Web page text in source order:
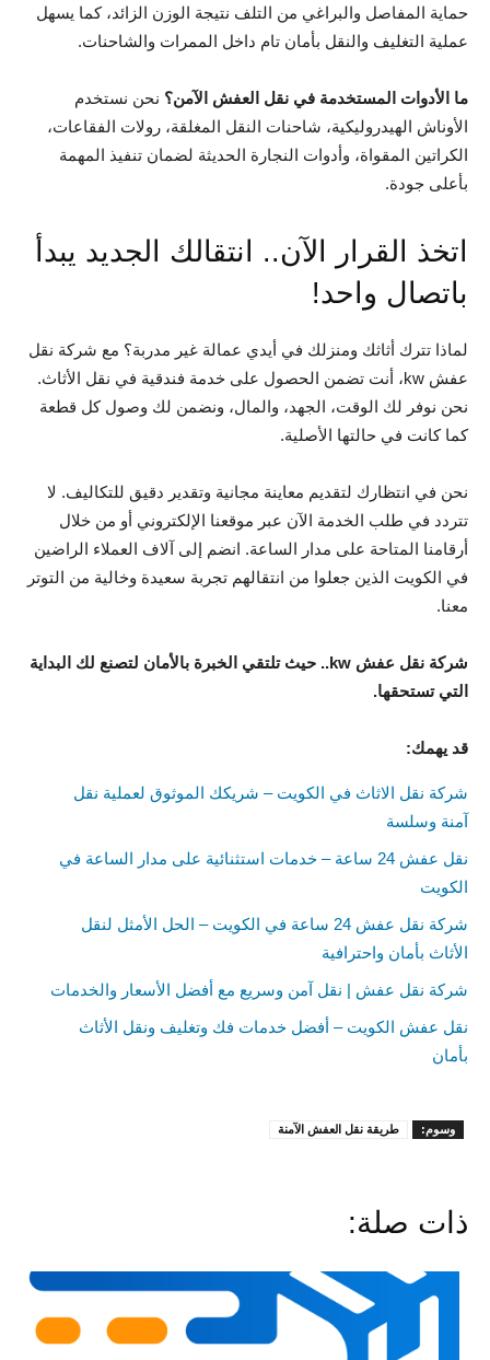
حماية المفاصل والبراغي من التلف نتيجة الوزن الزائد، كما يسهل
عملية التغليف والنقل بأمان تام داخل الممرات والشاحنات.
ما الأدوات المستخدمة في نقل العفش الآمن؟ نحن نستخدم
الأوناش الهيدروليكية، شاحنات النقل المغلقة، رولات الفقاعات،
الكراتين المقواة، وأدوات النجارة الحديثة لضمان تنفيذ المهمة
بأعلى جودة.
اتخذ القرار الآن.. انتقالك الجديد يبدأ
باتصال واحد!
لماذا تترك أثاثك ومنزلك في أيدي عمالة غير مدربة؟ مع شركة نقل
عفش kw، أنت تضمن الحصول على خدمة فندقية في نقل الأثاث.
نحن نوفر لك الوقت، الجهد، والمال، ونضمن لك وصول كل قطعة
كما كانت في حالتها الأصلية.
نحن في انتظارك لتقديم معاينة مجانية وتقدير دقيق للتكاليف. لا
تتردد في طلب الخدمة الآن عبر موقعنا الإلكتروني أو من خلال
أرقامنا المتاحة على مدار الساعة. انضم إلى آلاف العملاء الراضين
في الكويت الذين جعلوا من انتقالهم تجربة سعيدة وخالية من التوتر
معنا.
شركة نقل عفش kw.. حيث تلتقي الخبرة بالأمان لتصنع لك البداية
التي تستحقها.
قد يهمك:
شركة نقل الاثاث في الكويت – شريكك الموثوق لعملية نقل
آمنة وسلسة
نقل عفش 24 ساعة – خدمات استثنائية على مدار الساعة في
الكويت
شركة نقل عفش 24 ساعة في الكويت – الحل الأمثل لنقل
الأثاث بأمان واحترافية
شركة نقل عفش | نقل آمن وسريع مع أفضل الأسعار والخدمات
نقل عفش الكويت – أفضل خدمات فك وتغليف ونقل الأثاث
بأمان
وسوم: طريقة نقل العفش الآمنة
ذات صلة: